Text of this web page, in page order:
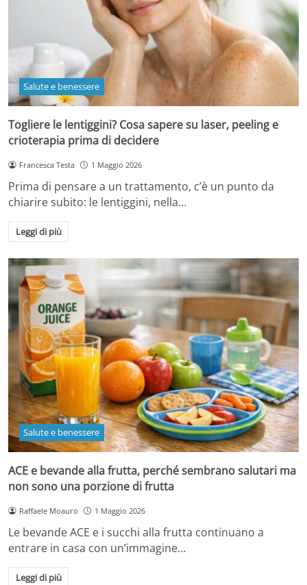
Salute e benessere
Togliere le lentiggini? Cosa sapere su laser, peeling e
crioterapia prima di decidere
Francesca Testa 1 Maggio 2026
Prima di pensare a un trattamento, c’è un punto da
chiarire subito: le lentiggini, nella…
Leggi di più
Salute e benessere
ACE e bevande alla frutta, perché sembrano salutari ma
non sono una porzione di frutta
Raffaele Moauro 1 Maggio 2026
Le bevande ACE e i succhi alla frutta continuano a
entrare in casa con un’immagine…
Leggi di più